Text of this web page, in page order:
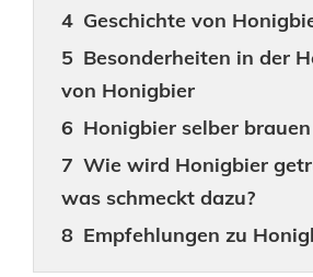
Geschichte von
Besonderheiten in der
von Honigbier
Honigbier selber brauen
Wie wird Honigbier
was schmeckt dazu?
Empfehlungen zu